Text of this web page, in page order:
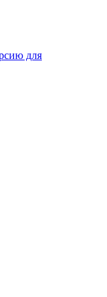
для